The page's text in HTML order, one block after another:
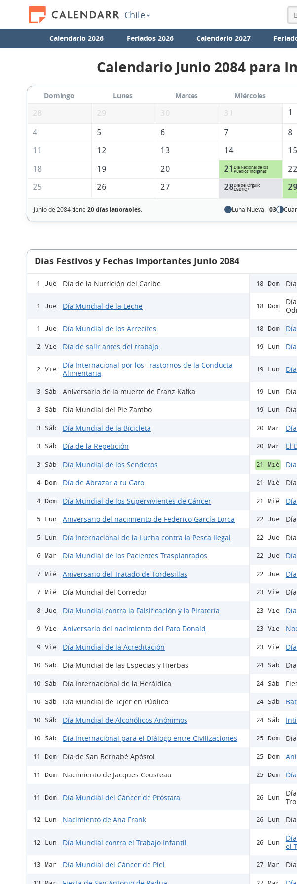
Chile
Calendario 2026 Feriados 2026 Calendario 2027
Calendario Junio 2084 para
Domingo Lunes Martes Miércoles
28
29 30 31 1
4 5 6 7 8
11
12 13 14 15
18
19 20 21 Día Nacional de los
Pueblos Indígenas
22
25
26 27 28Día del Orgullo
LGBTIQ+
29
Junio de 2084 tiene 20 días laborables. Luna Nueva -03
Días Festivos y Fechas Importantes Junio 2084
1 Jue Día de la Nutrición del Caribe
1 Jue Día Mundial de la Leche
1 Jue Día Mundial de los Arrecifes
2 Vie Día de salir antes del trabajo
2 Vie
Día Internacional por los Trastornos de la Conducta
Alimentaria
3 Sáb Aniversario de la muerte de Franz Kafka
3 Sáb Día Mundial del Pie Zambo
3 Sáb Día Mundial de la Bicicleta
3 Sáb Día de la Repetición
3 Sáb Día Mundial de los Senderos
4 Dom Día de Abrazar a tu Gato
4 Dom Día Mundial de los Supervivientes de Cáncer
5 Lun Aniversario del nacimiento de Federico García Lorca
5 Lun Día Internacional de la Lucha contra la Pesca Ilegal
6 Mar Día Mundial de los Pacientes Trasplantados
7 Mié Aniversario del Tratado de Tordesillas
7 Mié Día Mundial del Corredor
8 Jue Día Mundial contra la Falsificación y la Piratería
9 Vie Aniversario del nacimiento del Pato Donald
9 Vie Día Mundial de la Acreditación
10 Sáb Día Mundial de las Especias y Hierbas
10 Sáb Día Internacional de la Heráldica
10 Sáb Día Mundial de Tejer en Público
10 Sáb Día Mundial de Alcohólicos Anónimos
10 Sáb Día Internacional para el Diálogo entre Civilizaciones
11 Dom Día de San Bernabé Apóstol
11 Dom Nacimiento de Jacques Cousteau
11 Dom Día Mundial del Cáncer de Próstata
12 Lun Nacimiento de Ana Frank
12 Lun Día Mundial contra el Trabajo Infantil
13 Mar Día Mundial del Cáncer de Piel
18 Dom
18 Dom
18 Dom
19 Lun
19 Lun
19 Lun
19 Lun
20 Mar
20 Mar El
21 Mié
21 Mié
21 Mié
22 Jue
22 Jue
22 Jue
22 Jue
23 Vie
23 Vie
23 Vie
23 Vie
24 Sáb
24 Sáb
24 Sáb
24 Sáb
25 Dom
25 Dom
25 Dom
26 Lun
26 Lun
26 Lun
el
27 Mar